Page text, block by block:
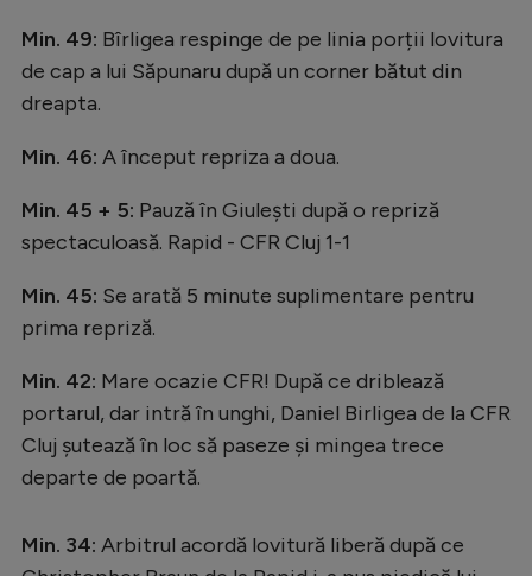
Min. 49: Bîrligea respinge de pe linia porții lovitura
de cap a lui Săpunaru după un corner bătut din
dreapta.
Min. 46: A început repriza a doua.
Min. 45 + 5: Pauză în Giulești după o repriză
spectaculoasă. Rapid - CFR Cluj 1-1
Min. 45: Se arată 5 minute suplimentare pentru
prima repriză.
Min. 42: Mare ocazie CFR! După ce driblează
portarul, dar intră în unghi, Daniel Birligea de la CFR
Cluj șutează în loc să paseze și mingea trece
departe de poartă.
Min. 34: Arbitrul acordă lovitură liberă după ce